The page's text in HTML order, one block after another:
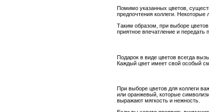
Помимо указанных цветов,
предпочтения коллеги.
Таким образом, при выборе
приятное впечатление и передать
Подарок в виде цветов всегда
Каждый цвет имеет свой особый
При выборе цветов для коллеги
или оранжевый, которые
выражают мягкость и нежность.